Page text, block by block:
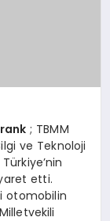
; TBMM
ve Teknoloji
etti.
otomobilin